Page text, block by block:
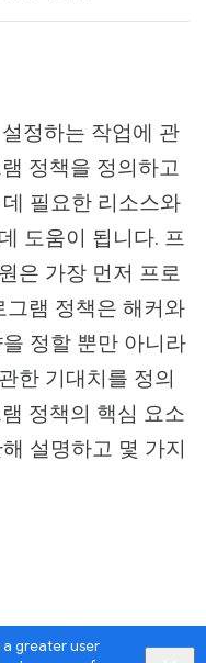
a greater user
정하는 작업에 관
정책을 정의하고
필요한 리소스와
도움이 됩니다. 프
은 가장 먼저 프로
그램 정책은 해커와
정할 뿐만 아니라
한 기대치를 정의
정책의 핵심 요소
설명하고 몇 가지